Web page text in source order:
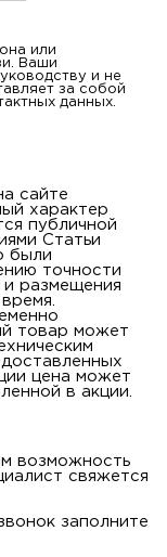
или
Ваши
и не
за собой
данных.
сайте
характер
публичной
Статьи
были
точности
размещения
товар может
цена может
в акции.
возможность
свяжется
заполните